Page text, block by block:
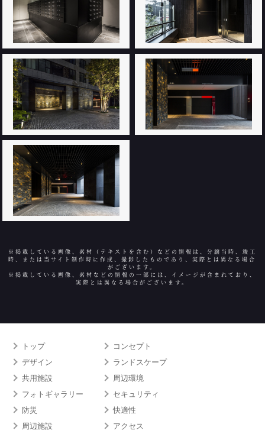
※掲載している画像、素材（テキストを含む）などの情報は、分譲当時、竣工
時、または当サイト制作時に作成、撮影したものであり、実際とは異なる場合
がございます。
※掲載している画像、素材などの情報の一部には、イメージが含まれており、
実際とは異なる場合がございます。
トップ
コンセプト
デザイン
ランドスケープ
共用施設
周辺環境
フォトギャラリー
セキュリティ
防災
快適性
周辺施設
アクセス